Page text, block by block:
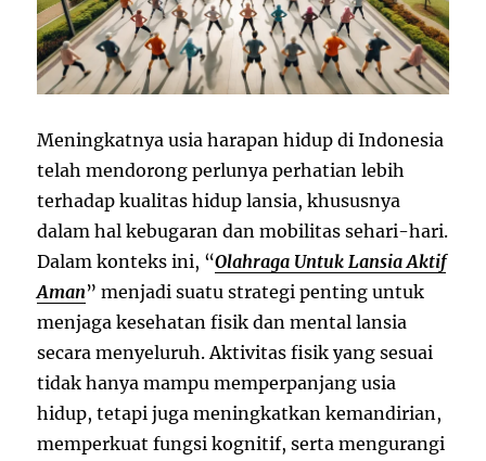
Meningkatnya usia harapan hidup di Indonesia
telah mendorong perlunya perhatian lebih
terhadap kualitas hidup lansia, khususnya
dalam hal kebugaran dan mobilitas sehari-hari.
Dalam konteks ini, “Olahraga Untuk Lansia Aktif
Aman” menjadi suatu strategi penting untuk
menjaga kesehatan fisik dan mental lansia
secara menyeluruh. Aktivitas fisik yang sesuai
tidak hanya mampu memperpanjang usia
hidup, tetapi juga meningkatkan kemandirian,
memperkuat fungsi kognitif, serta mengurangi